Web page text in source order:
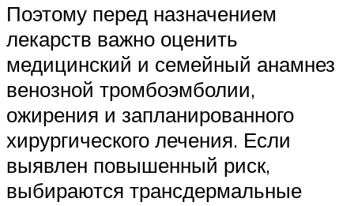
Поэтому перед назначением
лекарств важно оценить
медицинский и семейный анамнез
венозной тромбоэмболии,
ожирения и запланированного
хирургического лечения. Если
выявлен повышенный риск,
выбираются трансдермальные